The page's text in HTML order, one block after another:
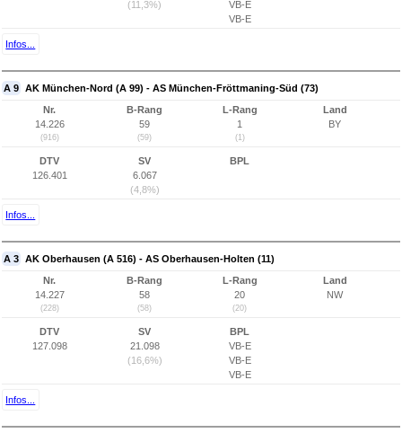
(11,3%)
VB-E
VB-E
Infos...
A 9 AK München-Nord (A 99) - AS München-Fröttmaning-Süd (73)
Nr.
14.226
(916)
B-Rang
59
(59)
L-Rang
1
(1)
Land
BY
DTV
126.401
SV
6.067
(4,8%)
BPL
Infos...
A 3 AK Oberhausen (A 516) - AS Oberhausen-Holten (11)
Nr.
14.227
(228)
B-Rang
58
(58)
L-Rang
20
(20)
Land
NW
DTV
127.098
SV
21.098
(16,6%)
BPL
VB-E
VB-E
VB-E
Infos...